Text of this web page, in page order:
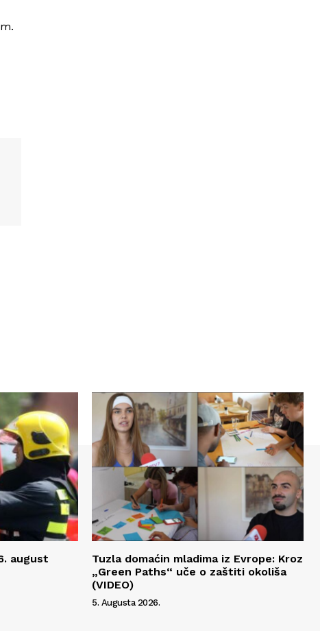
august
Tuzla domaćin mladima iz Evrope: Kroz
„Green Paths“ uče o zaštiti okoliša
(VIDEO)
5. Augusta 2026.